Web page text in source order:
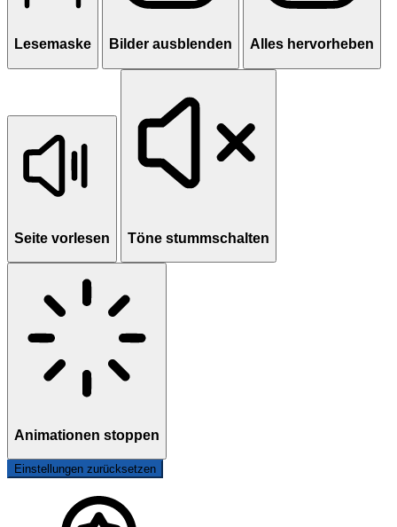
Lesemaske Bilder ausblenden Alles hervorheben
Seite vorlesen Töne stummschalten
Animationen stoppen
Einstellungen zurücksetzen